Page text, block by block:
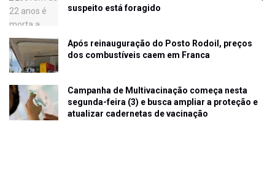
suspeito está foragido
Após reinauguração do Posto Rodoil, preços
dos combustíveis caem em Franca
Campanha de Multivacinação começa nesta
segunda-feira (3) e busca ampliar a proteção e
atualizar cadernetas de vacinação